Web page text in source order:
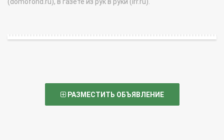
(domofond.ru), в газете из рук в руки (irr.ru).
РАЗМЕСТИТЬ ОБЪЯВЛЕНИЕ